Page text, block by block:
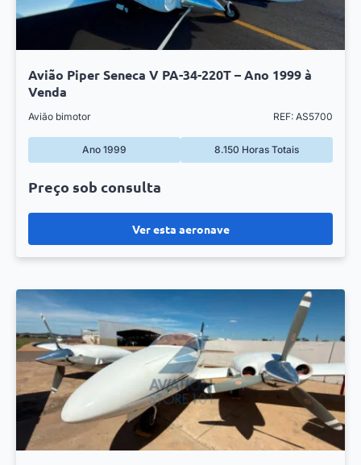
Avião Piper Seneca V PA-34-220T – Ano 1999 à
Venda
Avião bimotor REF: AS5700
Ano 1999 8.150 Horas Totais
Ver esta aeronave
Preço sob consulta